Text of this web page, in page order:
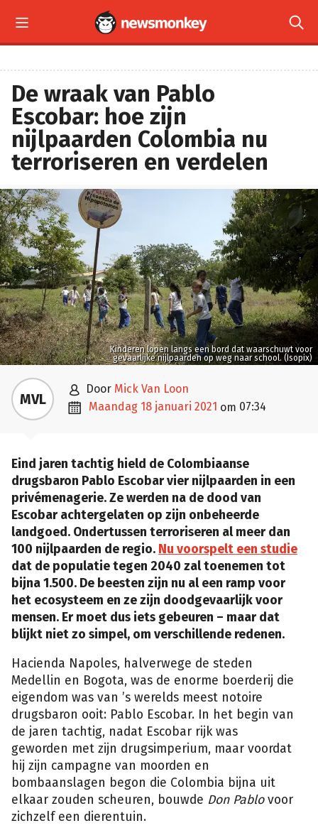
 
De wraak van Pablo
Escobar: hoe zijn
nijlpaarden Colombia nu
terroriseren en verdelen
Kinderen lopen langs een bord dat waarschuwt voor
gevaarlijke nijlpaarden op weg naar school. (Isopix)
MVL  door Mick Van Loon
 maandag 18 januari 2021 om 07:34
Eind jaren tachtig hield de Colombiaanse
drugsbaron Pablo Escobar vier nijlpaarden in een
privémenagerie. Ze werden na de dood van
Escobar achtergelaten op zijn onbeheerde
landgoed. Ondertussen terroriseren al meer dan
100 nijlpaarden de regio. Nu voorspelt een studie
dat de populatie tegen 2040 zal toenemen tot
bijna 1.500. De beesten zijn nu al een ramp voor
het ecosysteem en ze zijn doodgevaarlijk voor
mensen. Er moet dus iets gebeuren – maar dat
blijkt niet zo simpel, om verschillende redenen.
Hacienda Napoles, halverwege de steden
Medellin en Bogota, was de enorme boerderij die
eigendom was van ’s werelds meest notoire
drugsbaron ooit: Pablo Escobar. In het begin van
de jaren tachtig, nadat Escobar rijk was
geworden met zijn drugsimperium, maar voordat
hij zijn campagne van moorden en
bombaanslagen begon die Colombia bijna uit
elkaar zouden scheuren, bouwde Don Pablovoor
zichzelf een dierentuin.